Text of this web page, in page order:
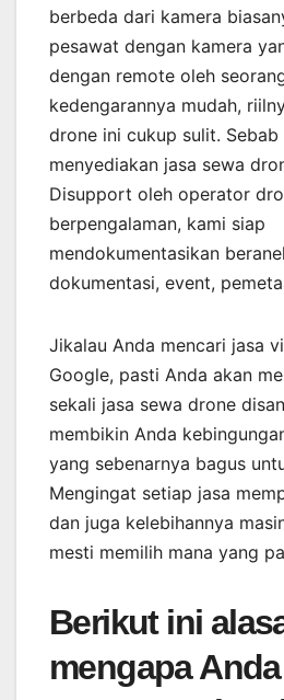
berbeda dari kamera
pesawat dengan kamera
dengan remote oleh
kedengarannya mudah,
drone ini cukup sulit.
menyediakan jasa sewa
Disupport oleh operator
berpengalaman, kami siap
mendokumentasikan
dokumentasi, event,
Jikalau Anda mencari jasa
Google, pasti Anda akan
sekali jasa sewa drone
membikin Anda
yang sebenarnya bagus
Mengingat setiap jasa
dan juga kelebihannya
mesti memilih mana yang
Berikut ini
mengapa